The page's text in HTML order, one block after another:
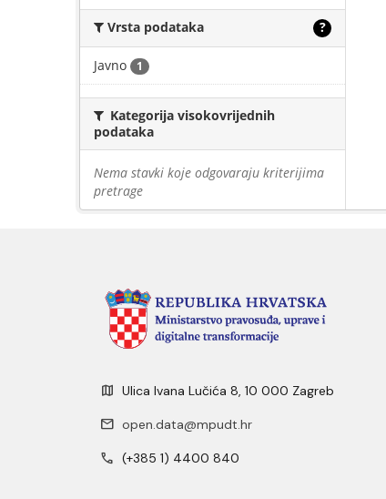
Vrsta podataka ?
Javno 1
Kategorija visokovrijednih
podataka
Nema stavki koje odgovaraju kriterijima
pretrage